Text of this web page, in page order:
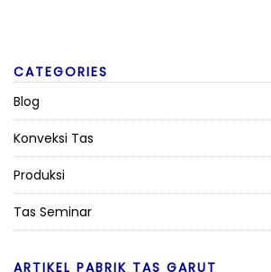
CATEGORIES
Blog
Konveksi Tas
Produksi
Tas Seminar
ARTIKEL PABRIK TAS GARUT